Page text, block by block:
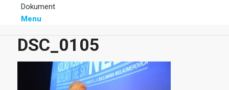
Dokument
Menu
DSC_0105